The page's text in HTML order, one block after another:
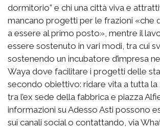
dormitorio” e chi una città viva e
mancano progetti per le frazioni «che
a essere al primo posto», mentre il
essere sostenuto in vari modi, tra cui
sostenendo un incubatore d’impresa
Waya dove facilitare i progetti delle
secondo obiettivo: ridare vita a tutta
tra l’ex sede della fabbrica e piazza
informazioni su Adesso Asti possono
sui canali social o contattando, via